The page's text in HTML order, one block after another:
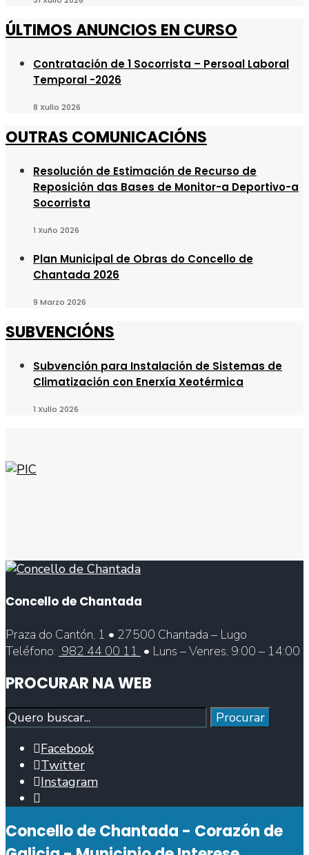
ÚLTIMOS ANUNCIOS EN CURSO
Contratación de 1 Socorrista – Persoal Laboral
Temporal -2026
8 Xullo 2026
OUTRAS COMUNICACIÓNS
Resolución de Estimación de Recurso de
Reposición das Bases de Monitor-a Deportivo-a
Socorrista
1 Xuño 2026
Plan Municipal de Obras do Concello de
Chantada 2026
9 Marzo 2026
SUBVENCIÓNS
Subvención para Instalación de Sistemas de
Climatización con Enerxía Xeotérmica
1 Xullo 2026
Concello de Chantada
Praza do Cantón, 1 • 27500 Chantada – Lugo
Teléfono: 982 44 00 11 • Luns – Venres, 9:00 – 14:00
PROCURAR NA WEB
Procurar
Procurar
Facebook
Twitter
Instagram
de
busca
Concello de Chantada - Corazón de